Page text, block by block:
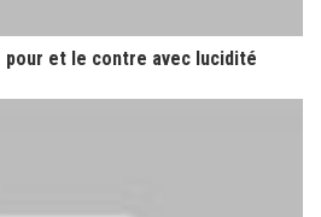
pour et le contre avec lucidité